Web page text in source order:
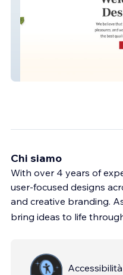
Chi siamo
With over 4 years of
user-focused designs
and creative branding.
bring ideas to life
Accessibilità